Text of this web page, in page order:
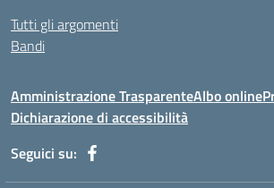
Tutti gli argomenti
Bandi
Amministrazione TrasparenteAlbo online
Dichiarazione di accessibilità
Seguici su: